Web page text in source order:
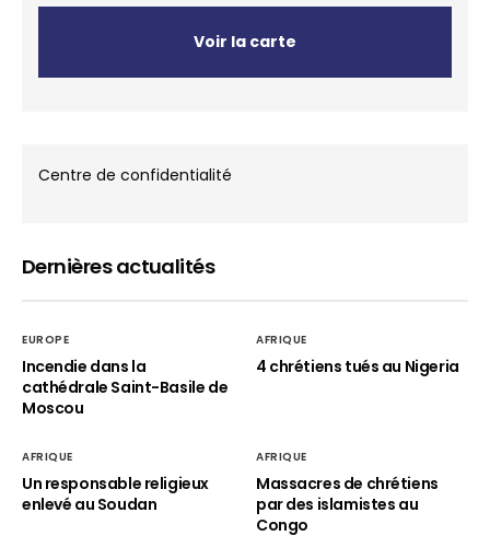
Voir la carte
Centre de confidentialité
Dernières actualités
EUROPE
Incendie dans la
cathédrale Saint-Basile de
Moscou
AFRIQUE
4 chrétiens tués au Nigeria
AFRIQUE
Un responsable religieux
enlevé au Soudan
AFRIQUE
Massacres de chrétiens
par des islamistes au
Congo